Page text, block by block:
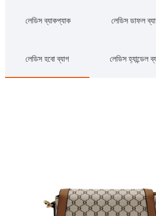
লেডিস ব্যাকপ্যাক লেডিস ডাফল
লেডিস হবো ব্যাগ লেডিস হ্যান্ডেল